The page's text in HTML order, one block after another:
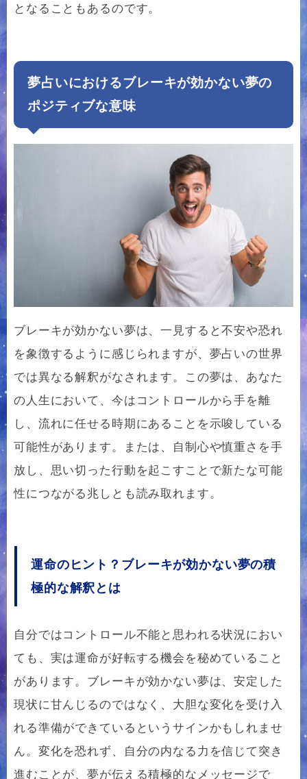
となることもあるのです。
夢占いにおけるブレーキが効かない夢の
ポジティブな意味
ブレーキが効かない夢は、一見すると不安や恐れ
を象徴するように感じられますが、夢占いの世界
では異なる解釈がなされます。この夢は、あなた
の人生において、今はコントロールから手を離
し、流れに任せる時期にあることを示唆している
可能性があります。または、自制心や慎重さを手
放し、思い切った行動を起こすことで新たな可能
性につながる兆しとも読み取れます。
運命のヒント？ブレーキが効かない夢の積
極的な解釈とは
自分ではコントロール不能と思われる状況におい
ても、実は運命が好転する機会を秘めていること
があります。ブレーキが効かない夢は、安定した
現状に甘んじるのではなく、大胆な変化を受け入
れる準備ができているというサインかもしれませ
ん。変化を恐れず、自分の内なる力を信じて突き
進むことが、夢が伝える積極的なメッセージで